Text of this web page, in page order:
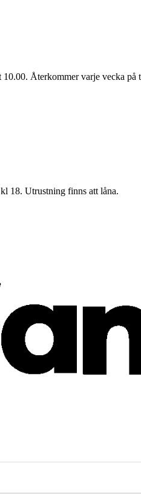
10.00. Återkommer varje vecka på
18. Utrustning finns att låna.